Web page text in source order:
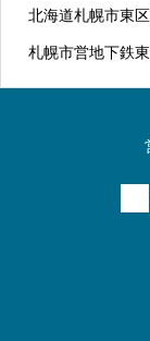
北海道札幌市東
札幌市営地下鉄